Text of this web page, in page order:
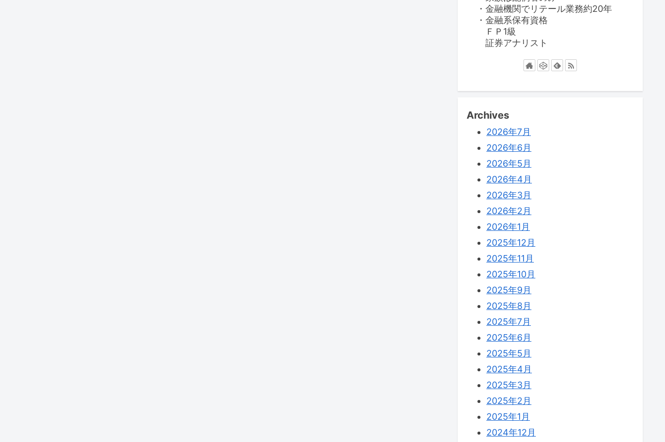
・金融機関でリテール業務約20年
・金融系保有資格
ＦＰ1級
証券アナリスト
Archives
2026年7月
2026年6月
2026年5月
2026年4月
2026年3月
2026年2月
2026年1月
2025年12月
2025年11月
2025年10月
2025年9月
2025年8月
2025年7月
2025年6月
2025年5月
2025年4月
2025年3月
2025年2月
2025年1月
2024年12月